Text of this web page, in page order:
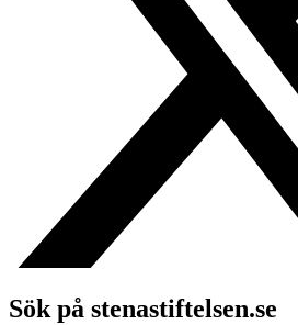
Sök på stenastiftelsen.se